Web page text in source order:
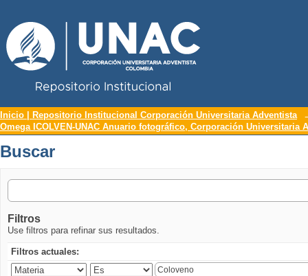
Buscar
Inicio | Repositorio Institucional Corporación Universitaria Adventista
Omega ICOLVEN-UNAC Anuario fotográfico, Corporación Universitaria
Buscar
Filtros
Use filtros para refinar sus resultados.
Filtros actuales: